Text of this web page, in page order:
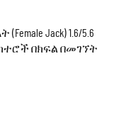
Jack) 1.6/5.6
በክፍል በመገኘት